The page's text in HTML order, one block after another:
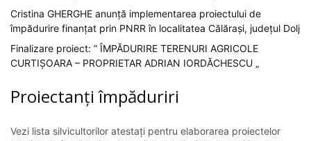
Cristina GHERGHE anunță implementarea proiectului de
împădurire finanțat prin PNRR în localitatea Călărași, județul Dolj
Finalizare proiect: ” ÎMPĂDURIRE TERENURI AGRICOLE
CURTIȘOARA – PROPRIETAR ADRIAN IORDĂCHESCU „
Proiectanți împăduriri
Vezi lista silvicultorilor atestați pentru elaborarea proiectelor